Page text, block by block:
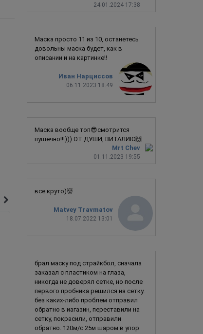
Скидка 70%
24.01.2024 17:38
Иван Нарциссов
06.11.2023 18:49
Маска просто 11 из 10, останетесь
довольны маска будет, как в
описании и на картинке!!
Mrt Chev
01.11.2023 19:55
Маска вообще топ😎смотрится
пушечно!!!))) ОТ ДУШИ, ВИТАЛИЮ🙌
Matvey Travmatov
18.07.2022 13:01
все круто)👹
брал маску под страйкбол, сначала
заказал с пластиком на глаза,
никогда не доверял сетке, но после
первого пробника решился на сетку.
без каких-либо проблем отправил
обратно в иагазин, переставили на
сетку, покрасили, отправили
обратно. 120м/с 25м шаром в упор